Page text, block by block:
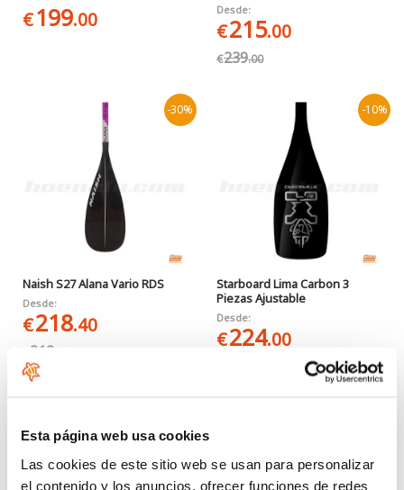
Esta página web usa cookies
Las cookies de este sitio web se usan para personalizar
el contenido y los anuncios, ofrecer funciones de redes
€199.00 Desde:
€215.00
€239.00
-30%
Naish S27 Alana Vario RDS
Desde:
€218.40
312
-10%
Starboard Lima Carbon 3
Piezas Ajustable
Desde:
€224.00